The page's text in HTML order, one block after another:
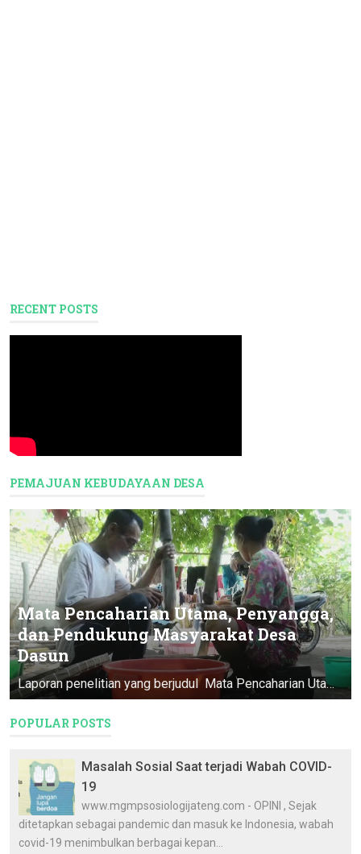
RECENT POSTS
PEMAJUAN KEBUDAYAAN DESA
Mata Pencaharian Utama, Penyangga,
dan Pendukung Masyarakat Desa
Dasun
Laporan penelitian yang berjudul Mata Pencaharian Utama, Penyangga, & Pendukung Masyarakat Desa Dasun ini merupakan Program Pendataan D...
POPULAR POSTS
Masalah Sosial Saat terjadi Wabah COVID-
19
www.mgmpsosiologijateng.com - OPINI , Sejak
ditetapkan sebagai pandemic dan masuk ke Indonesia, wabah
covid-19 menimbulkan berbagai kepan...